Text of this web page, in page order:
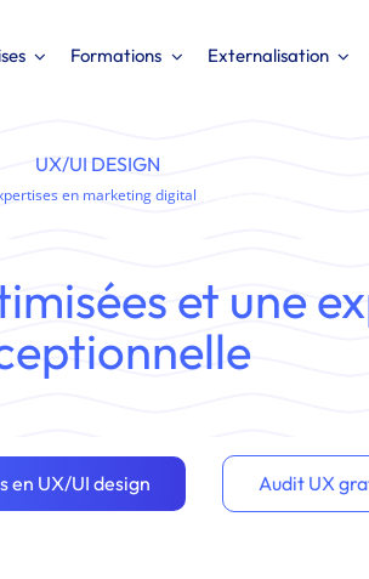
Formations Externalisation
UX/UI DESIGN
en marketing digital
et une
en UX/UI design Audit UX